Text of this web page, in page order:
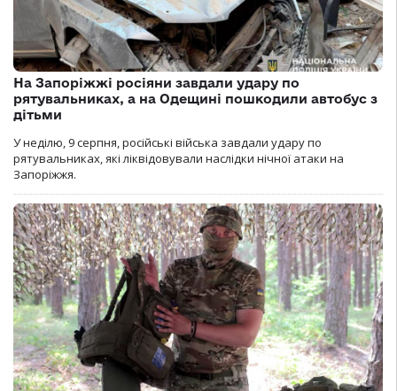
На Запоріжжі росіяни завдали удару по
рятувальниках, а на Одещині пошкодили автобус з
дітьми
У неділю, 9 серпня, російські війська завдали удару по
рятувальниках, які ліквідовували наслідки нічної атаки на
Запоріжжя.